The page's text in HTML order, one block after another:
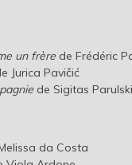
un frère de Frédéric
Jurica Pavičić
de Sigitas
da Costa